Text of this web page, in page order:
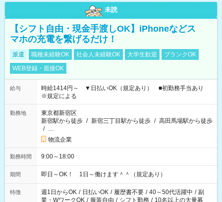
未読
【シフト自由・現金手渡しOK】iPhoneなどス
マホの充電を繋げるだけ！
派遣 職種未経験OK 社会人未経験OK 大学生歓迎
ブランクOK
WEB登録・面接OK
給与
時給1414円～ ▼日払いOK（規定あり） ■初勤務手当あり
※規定による
勤務地
東京都新宿区
新宿駅から徒歩 / 新宿三丁目駅から徒歩 / 高田馬場駅から徒歩
/ …
物流企業
勤務時間 9:00～18:00
期間 即日～OK！ 1日～働けます＾＾（規定あり）
特徴 週1日からOK / 日払いOK / 履歴書不要 / 40～50代活躍中 / 副
業・WワークOK / 服装自由 / シフト勤務 / 10名以上の大量募